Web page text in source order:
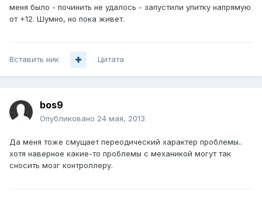
меня было - починить не удалось - запустили улитку напрямую
от +12. Шумно, но пока живет.
Вставить ник Цитата
bos9
Опубликовано 24 мая, 2013
Да меня тоже смущает переодический характер проблемы..
хотя наверное какие-то проблемы с механикой могут так
сносить мозг контроллеру.